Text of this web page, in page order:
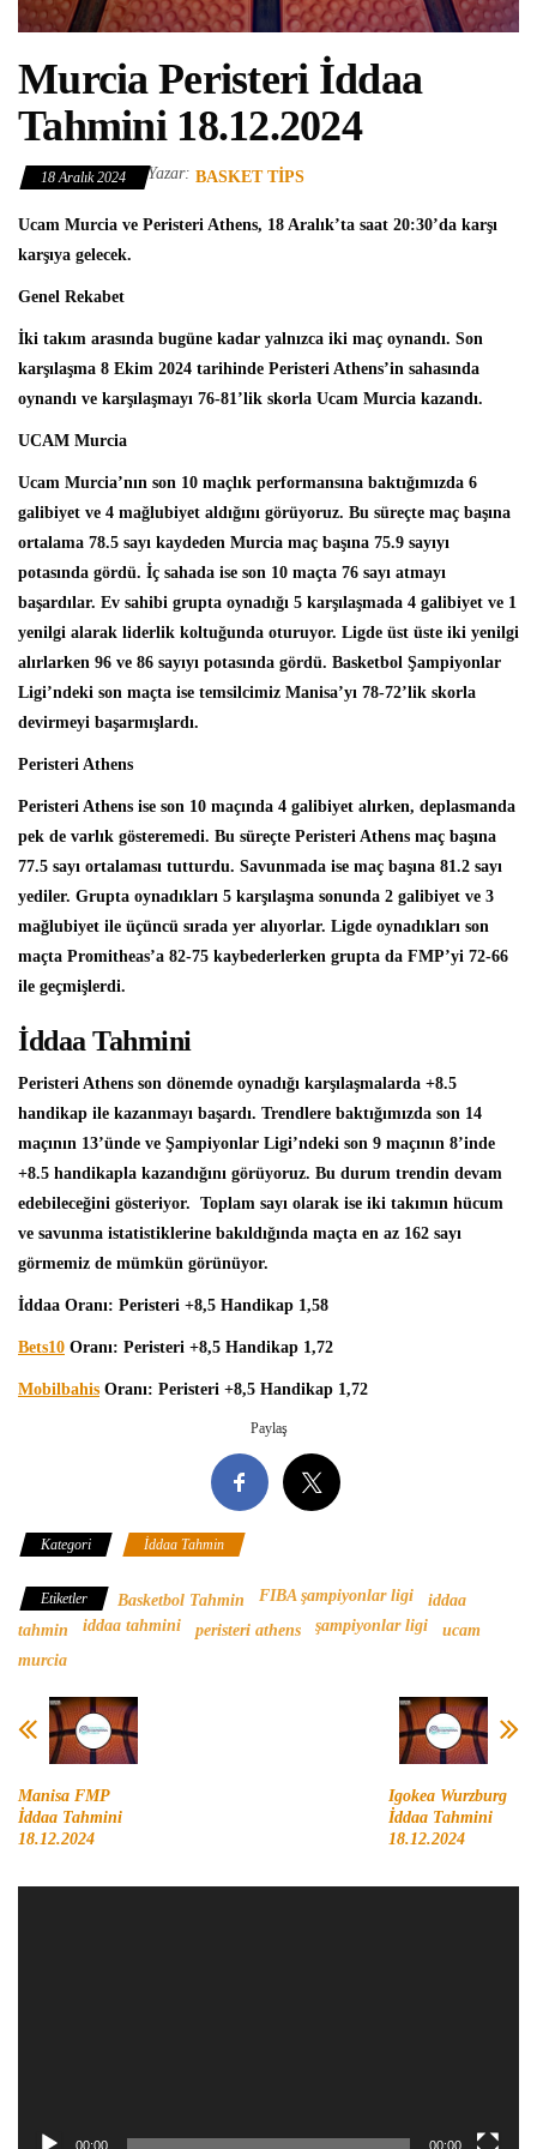
Murcia Peristeri İddaa
Tahmini 18.12.2024
18 Aralık 2024 Yazar: BASKET TIPS
Ucam Murcia ve Peristeri Athens, 18 Aralık’ta saat 20:30’da karşı
karşıya gelecek.
Genel Rekabet
İki takım arasında bugüne kadar yalnızca iki maç oynandı. Son
karşılaşma 8 Ekim 2024 tarihinde Peristeri Athens’in sahasında
oynandı ve karşılaşmayı 76-81’lik skorla Ucam Murcia kazandı.
UCAM Murcia
Ucam Murcia’nın son 10 maçlık performansına baktığımızda 6
galibiyet ve 4 mağlubiyet aldığını görüyoruz. Bu süreçte maç başına
ortalama 78.5 sayı kaydeden Murcia maç başına 75.9 sayıyı
potasında gördü. İç sahada ise son 10 maçta 76 sayı atmayı
başardılar. Ev sahibi grupta oynadığı 5 karşılaşmada 4 galibiyet ve 1
yenilgi alarak liderlik koltuğunda oturuyor. Ligde üst üste iki yenilgi
alırlarken 96 ve 86 sayıyı potasında gördü. Basketbol Şampiyonlar
Ligi’ndeki son maçta ise temsilcimiz Manisa’yı 78-72’lik skorla
devirmeyi başarmışlardı.
Peristeri Athens
Peristeri Athens ise son 10 maçında 4 galibiyet alırken, deplasmanda
pek de varlık gösteremedi. Bu süreçte Peristeri Athens maç başına
77.5 sayı ortalaması tutturdu. Savunmada ise maç başına 81.2 sayı
yediler. Grupta oynadıkları 5 karşılaşma sonunda 2 galibiyet ve 3
mağlubiyet ile üçüncü sırada yer alıyorlar. Ligde oynadıkları son
maçta Promitheas’a 82-75 kaybederlerken grupta da FMP’yi 72-66
ile geçmişlerdi.
İddaa Tahmini
Peristeri Athens son dönemde oynadığı karşılaşmalarda +8.5
handikap ile kazanmayı başardı. Trendlere baktığımızda son 14
maçının 13’ünde ve Şampiyonlar Ligi’ndeki son 9 maçının 8’inde
+8.5 handikapla kazandığını görüyoruz. Bu durum trendin devam
edebileceğini gösteriyor. Toplam sayı olarak ise iki takımın hücum
ve savunma istatistiklerine bakıldığında maçta en az 162 sayı
görmemiz de mümkün görünüyor.
İddaa Oranı: Peristeri +8,5 Handikap 1,58
Bets10 Oranı: Peristeri +8,5 Handikap 1,72
Mobilbahis Oranı: Peristeri +8,5 Handikap 1,72
Paylaş
Kategori İddaa Tahmin
Etiketler Basketbol Tahmin FIBA şampiyonlar ligi
iddaa
tahmin
iddaa tahmini peristeri athens şampiyonlar ligi
ucam
murcia
Manisa FMP
İddaa Tahmini
18.12.2024
Igokea Wurzburg
İddaa Tahmini
18.12.2024
00:00 00:00